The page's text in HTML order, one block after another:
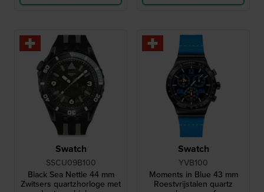
Swatch
SSCU09B100
Black Sea Nettle 44 mm
Zwitsers quartzhorloge met
Swatch
YVB100
Moments in Blue 43 mm
Roestvrijstalen quartz